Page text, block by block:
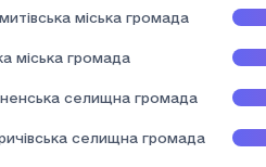
міська громада
міська громада
селищна громада
селищна громада